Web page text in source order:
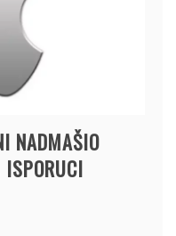
NADMAŠIO
ISPORUCI